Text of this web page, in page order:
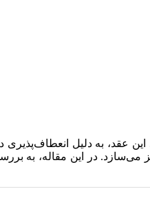
عقد، به دلیل انعطاف‌پذیری
در این مقاله، به